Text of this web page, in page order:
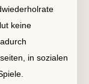
keine
in sozialen